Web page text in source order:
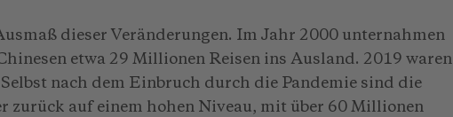
dieser Veränderungen. Im Jahr 2000 unternahmen
etwa 29 Millionen Reisen ins Ausland. 2019 waren
nach dem Einbruch durch die Pandemie sind die
zurück auf einem hohen Niveau, mit über 60 Millionen